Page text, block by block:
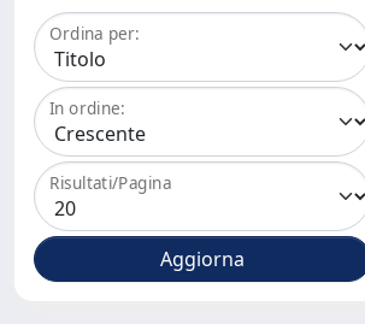
Ordina per:
In ordine:
Risultati/Pagina